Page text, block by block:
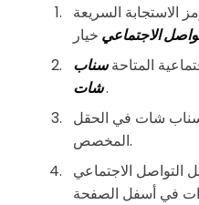
الاستجابة السريعة
الاجتماعي خيار
المتاحةسناب
شات.
شات في الحقل
المخصص.
الاجتماعي
في أسفل الصفحة